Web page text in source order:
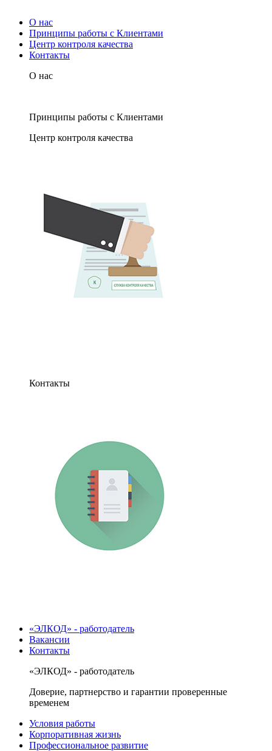
О нас
Принципы работы с Клиентами
Центр контроля качества
Контакты
О нас
Принципы работы с Клиентами
Центр контроля качества
Контакты
«ЭЛКОД» - работодатель
Вакансии
Контакты
«ЭЛКОД» - работодатель
Доверие, партнерство и гарантии проверенные
временем
Условия работы
Корпоративная жизнь
Профессиональное развитие